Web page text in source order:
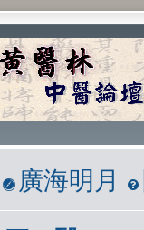
廣海明月